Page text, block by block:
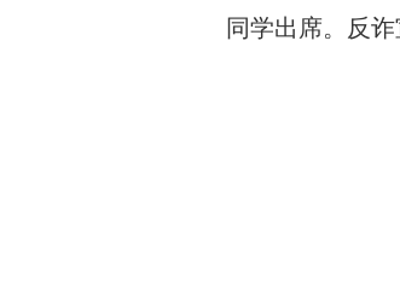
同学出席。反